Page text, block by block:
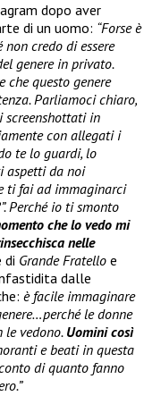
dopo aver
di un uomo: “Forse è
credo di essere
genere in privato.
che questo genere
Parliamoci chiaro,
screenshottati in
con allegati i
te lo guardi, lo
aspetti da noi
ti fai ad immaginarci
Perché io ti smonto
che lo vedo mi
nelle
di Grande Fratello e
dalle
è facile immaginare
le donne
vedono. Uomini così
e beati in questa
di quanto fanno